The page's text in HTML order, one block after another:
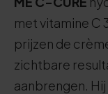
met vitamine C
prijzen de
zichtbare
aanbrengen.